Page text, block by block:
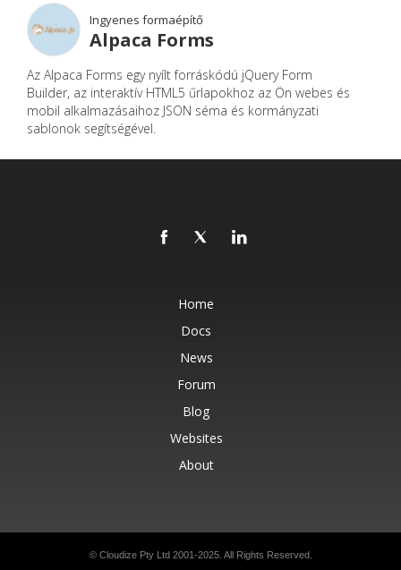
Ingyenes formaépítő
Alpaca Forms
Az Alpaca Forms egy nyílt forráskódú jQuery Form
Builder, az interaktív HTML5 űrlapokhoz az Ön webes és
mobil alkalmazásaihoz JSON séma és kormányzati
sablonok segítségével.
Home
Docs
News
Forum
Blog
Websites
About
© Cloudize Pty Ltd 2001-2025. All Rights Reserved.